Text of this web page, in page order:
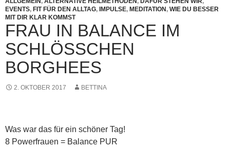
EVENTS, FIT FÜR DEN ALLTAG, IMPULSE, MEDITATION, WIE DU BESSER
MIT DIR KLAR KOMMST
FRAU IN BALANCE IM
SCHLÖSSCHEN
BORGHEES
2. OKTOBER 2017 BETTINA
Was war das für ein schöner Tag!
8 Powerfrauen = Balance PUR